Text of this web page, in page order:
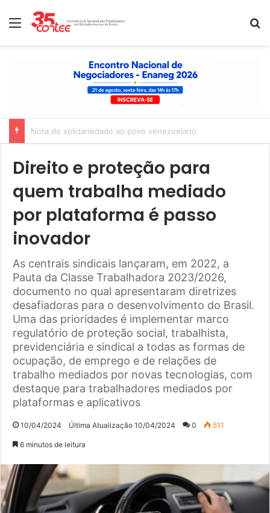
Menu
Nota de solidariedade ao povo venezuelano
Direito e proteção para
quem trabalha mediado
por plataforma é passo
inovador
As centrais sindicais lançaram, em 2022, a
Pauta da Classe Trabalhadora 2023/2026,
documento no qual apresentaram diretrizes
desafiadoras para o desenvolvimento do Brasil.
Uma das prioridades é implementar marco
regulatório de proteção social, trabalhista,
previdenciária e sindical a todas as formas de
ocupação, de emprego e de relações de
trabalho mediados por novas tecnologias, com
destaque para trabalhadores mediados por
plataformas e aplicativos
10/04/2024 Última Atualização 10/04/2024 0 511
6 minutos de leitura